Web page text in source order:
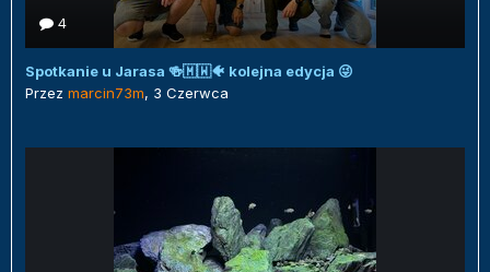
4
Spotkanie u Jarasa 🍻🇲🇼🐠 kolejna edycja 😜
Przez marcin73m, 3 Czerwca